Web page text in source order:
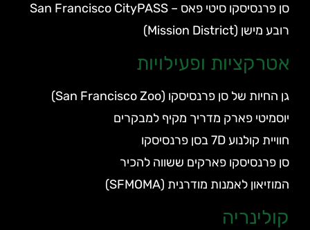
סן פרנסיסקו סיטי פאס – San Francisco CityPASS
רובע מישן (Mission District)
אטרקציות ופעילויות
גן החיות של סן פרנסיסקו (San Francisco Zoo)
יוסמיטי פארק מדריך מקיף למבקרים
חוויית קולנוע 7D בסן פרנסיסקו
סן פרנסיסקו פארקים ששווה להכיר
המוזיאון לאמנות מודרנית (SFMOMA)
קולינריה